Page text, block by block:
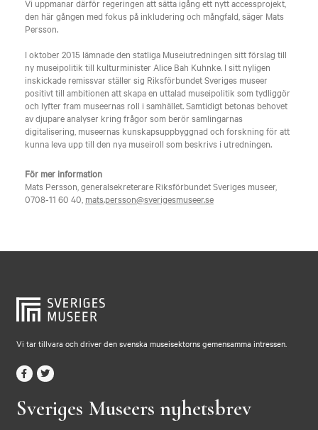
Vi uppmanar därför regeringen att sätta igång ett nytt accessprojekt,
den här gången med fokus på inkludering och mångfald, säger Mats
Persson.
I oktober 2015 lämnade den statliga Museiutredningen sitt förslag till
ny museipolitik till kulturminister Alice Bah Kuhnke. I sitt nyligen
inskickade remissvar ställer sig Riksförbundet Sveriges museer
positivt till ambitionen att skapa en uttalad museipolitik som tydliggör
och lyfter fram museernas roll i samhället. Samtidigt betonas behovet
av djupare analyser kring frågor som berör samlingarnas
digitalisering, museernas kunskapsuppbyggnad och forskning för att
kunna leva upp till den nya museiroll som beskrivs i utredningen.
För mer information
Mats Persson, generalsekreterare Riksförbundet Sveriges museer,
0708-11 60 40, mats.persson@sverigesmuseer.se
Vi tar tillvara och driver den svenska museisektorns gemensamma intressen.
Sveriges Museers nyhetsbrev